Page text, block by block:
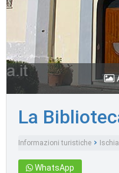
La
Informazioni turistiche
WhatsApp